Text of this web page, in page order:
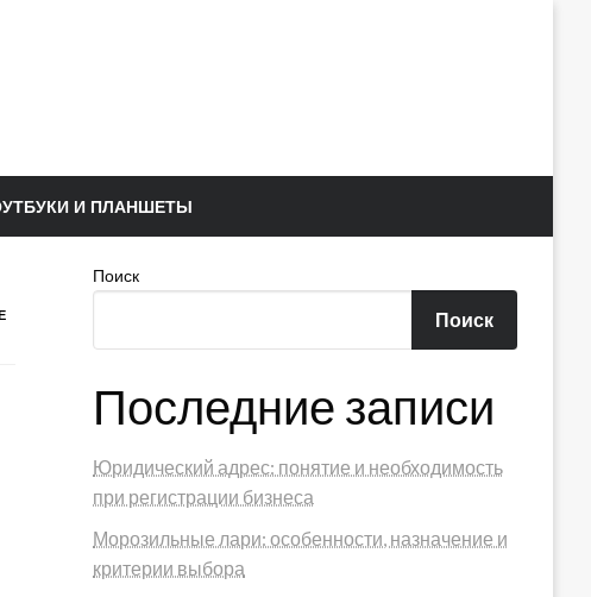
И ПЛАНШЕТЫ
Поиск
Поиск
Последние записи
Юридический адрес: понятие и необходимость
при регистрации бизнеса
Морозильные лари: особенности, назначение и
критерии выбора